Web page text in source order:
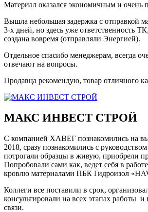
Материал оказался экономичным и очень
Вышла небольшая задержка с отправкой
3-х дней, но здесь уже ответственность
создана вовремя (отправляли Энергией).
Отдельное спасибо менеджерам, всегда
отвечают на вопросы.
Продавца рекомендую, товар отличного
МАКС ИНВЕСТ СТРОЙ
С компанией ХАВЕГ познакомились на
2018, сразу познакомились с
потрогали образцы в живую, приобрели
Попробовали сами как, ведет себя в
кровлю материалами ПБК Гидроизол
Коллеги все поставили в срок,
консультировали на всех этапах работы и
связи.